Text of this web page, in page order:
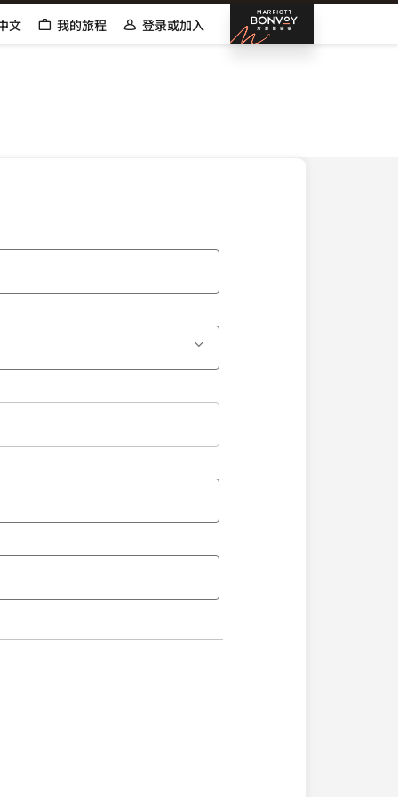
邦沃伊万
文 我的旅程 登录或加入